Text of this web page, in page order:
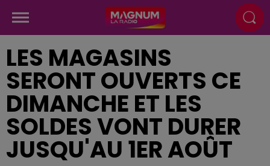
LES MAGASINS
SERONT OUVERTS CE
DIMANCHE ET LES
SOLDES VONT DURER
JUSQU'AU 1ER AOÛT